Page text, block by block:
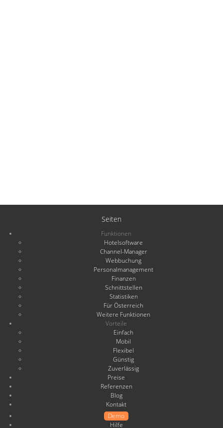
Seiten
Funktionen
Hotelsoftware
Channel-Manager
Webbuchung
Personalmanagement
Finanzen
Schnittstellen
Statistiken
Für Österreich
Weitere Funktionen
Vorteile
Einfach
Mobil
Flexibel
Günstig
Zuverlässig
Preise
Referenzen
Blog
Kontakt
Demo
Hilfe